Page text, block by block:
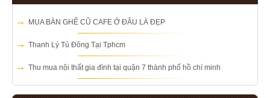
MUA BÀN GHẾ CŨ CAFE Ở ĐÂU LÀ ĐẸP
Thanh Lý Tủ Đông Tại Tphcm
Thu mua nội thất gia đình tại quận 7 thành phố hồ chí minh